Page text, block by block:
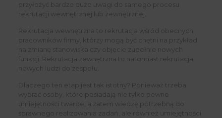
przyłożyć bardzo dużo uwagi do samego procesu
rekrutacji wewnętrznej lub zewnętrznej.
Rekrutacja wewnętrzna to rekrutacja wśród obecnych
pracowników firmy, którzy mogą być chętni na przykład
na zmianę stanowiska czy objęcie zupełnie nowych
funkcji. Rekrutacja zewnętrzna to natomiast rekrutacja
nowych ludzi do zespołu.
Dlaczego ten etap jest tak istotny? Ponieważ trzeba
wybrać osoby, które posiadają nie tylko pewne
umiejętności twarde, a zatem wiedzę potrzebną do
sprawnego realizowania zadań, ale również umiejętności